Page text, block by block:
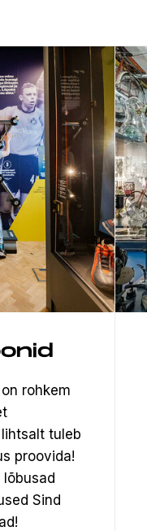
rohkem
tuleb
proovida!
Sind